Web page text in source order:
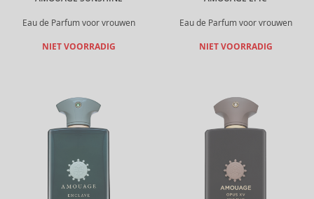
Eau de Parfum voor vrouwen
NIET VOORRADIG
Eau de Parfum voor vrouwen
NIET VOORRADIG